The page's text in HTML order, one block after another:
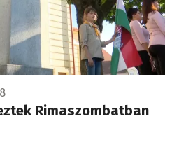
Rimaszombatban